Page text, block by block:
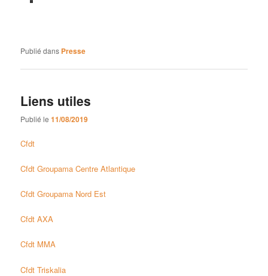
Publié dans Presse
Liens utiles
Publié le11/08/2019
Cfdt
Cfdt Groupama Centre Atlantique
Cfdt Groupama Nord Est
Cfdt AXA
Cfdt MMA
Cfdt Triskalia